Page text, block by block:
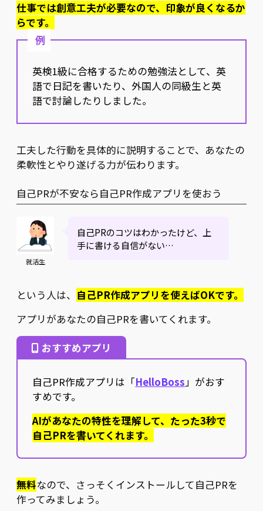
仕事では創意工夫が必要なので、印象が良くなるか
らです。
例
英検1級に合格するための勉強法として、英
語で日記を書いたり、外国人の同級生と英
語で討論したりしました。
工夫した行動を具体的に説明することで、あなたの
柔軟性とやり遂げる力が伝わります。
自己PRが不安なら自己PR作成アプリを使おう
就活生
自己PRのコツはわかったけど、上
手に書ける自信がない…
という人は、 自己PR作成アプリを使えばOKです。
アプリがあなたの自己PRを書いてくれます。
おすすめアプリ
自己PR作成アプリは「HelloBoss 」がおす
すめです。
AIがあなたの特性を理解して、たった3秒で
自己PRを書いてくれます。
無料なので、さっそくインストールして自己PRを
作ってみましょう。